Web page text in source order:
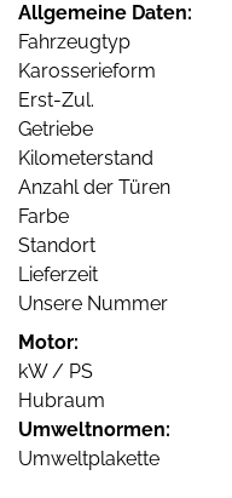
Allgemeine Daten:
Fahrzeugtyp
Karosserieform
Erst-Zul.
Getriebe
Kilometerstand
Anzahl der Türen
Farbe
Standort
Lieferzeit
Unsere Nummer
Motor:
kW / PS
Hubraum
Umweltnormen:
Umweltplakette